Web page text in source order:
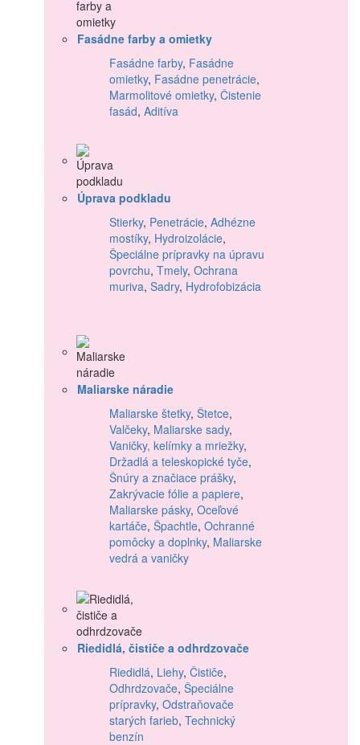
Fasádne farby a omietky
Fasádne farby, Fasádne
omietky, Fasádne penetrácie,
Marmolitové omietky, Čistenie
fasád, Aditíva
Úprava podkladu
Stierky, Penetrácie, Adhézne
mostíky, Hydroizolácie,
Špeciálne prípravky na úpravu
povrchu, Tmely, Ochrana
muriva, Sadry, Hydrofobizácia
Maliarske náradie
Maliarske štetky, Štetce,
Valčeky, Maliarske sady,
Vaničky, kelímky a mriežky,
Držadlá a teleskopické tyče,
Šnúry a značiace prášky,
Zakrývacie fólie a papiere,
Maliarske pásky, Oceľové
kartáče, Špachtle, Ochranné
pomôcky a doplnky, Maliarske
vedrá a vaničky
Riedidlá, čističe a odhrdzovače
Riedidlá, Liehy, Čističe,
Odhrdzovače, Špeciálne
prípravky, Odstraňovače
starých farieb, Technický
benzín